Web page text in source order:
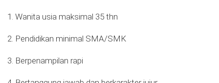
1. Wanita usia maksimal 35 thn
2. Pendidikan minimal SMA/SMK
3. Berpenampilan rapi